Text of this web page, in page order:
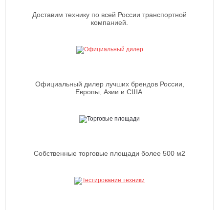
Доставим технику по всей России транспортной
компанией.
Официальный дилер лучших брендов России,
Европы, Азии и США.
Собственные торговые площади более 500 м2